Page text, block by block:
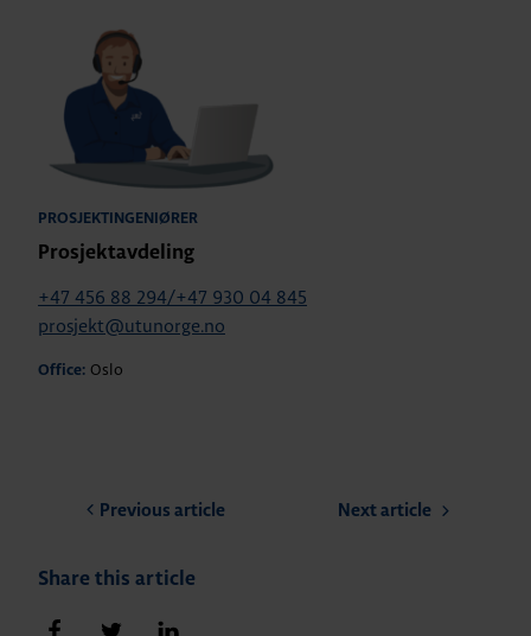
PROSJEKTINGENIØRER
Prosjektavdeling
+47 456 88 294/+47 930 04 845
prosjekt@utunorge.no
Office: Oslo
Previous article Next article
Share this article
Share on FacebookShare on Twitter